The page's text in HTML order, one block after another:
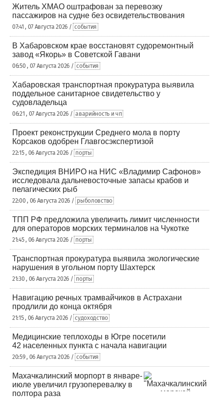
Житель ХМАО оштрафован за перевозку
пассажиров на судне без освидетельствования
07:41 , 07 Августа 2026 / события
В Хабаровском крае восстановят судоремонтный
завод «Якорь» в Советской Гавани
06:50 , 07 Августа 2026 / события
Хабаровская транспортная прокуратура выявила
поддельное санитарное свидетельство у
судовладельца
06:21 , 07 Августа 2026 / аварийность и чп
Проект реконструкции Среднего мола в порту
Корсаков одобрен Главгосэкспертизой
22:15 , 06 Августа 2026 / порты
Экспедиция ВНИРО на НИС «Владимир Сафонов»
исследовала дальневосточные запасы крабов и
пелагических рыб
22:00 , 06 Августа 2026 / рыболовство
ТПП РФ предложила увеличить лимит численности
для операторов морских терминалов на Чукотке
21:45 , 06 Августа 2026 / порты
Транспортная прокуратура выявила экологические
нарушения в угольном порту Шахтерск
21:30 , 06 Августа 2026 / порты
Навигацию речных трамвайчиков в Астрахани
продлили до конца октября
21:15 , 06 Августа 2026 / судоходство
Медицинские теплоходы в Югре посетили
42 населенных пункта с начала навигации
20:59 , 06 Августа 2026 / события
Махачкалинский морпорт в январе-
июле увеличил грузоперевалку в
полтора раза